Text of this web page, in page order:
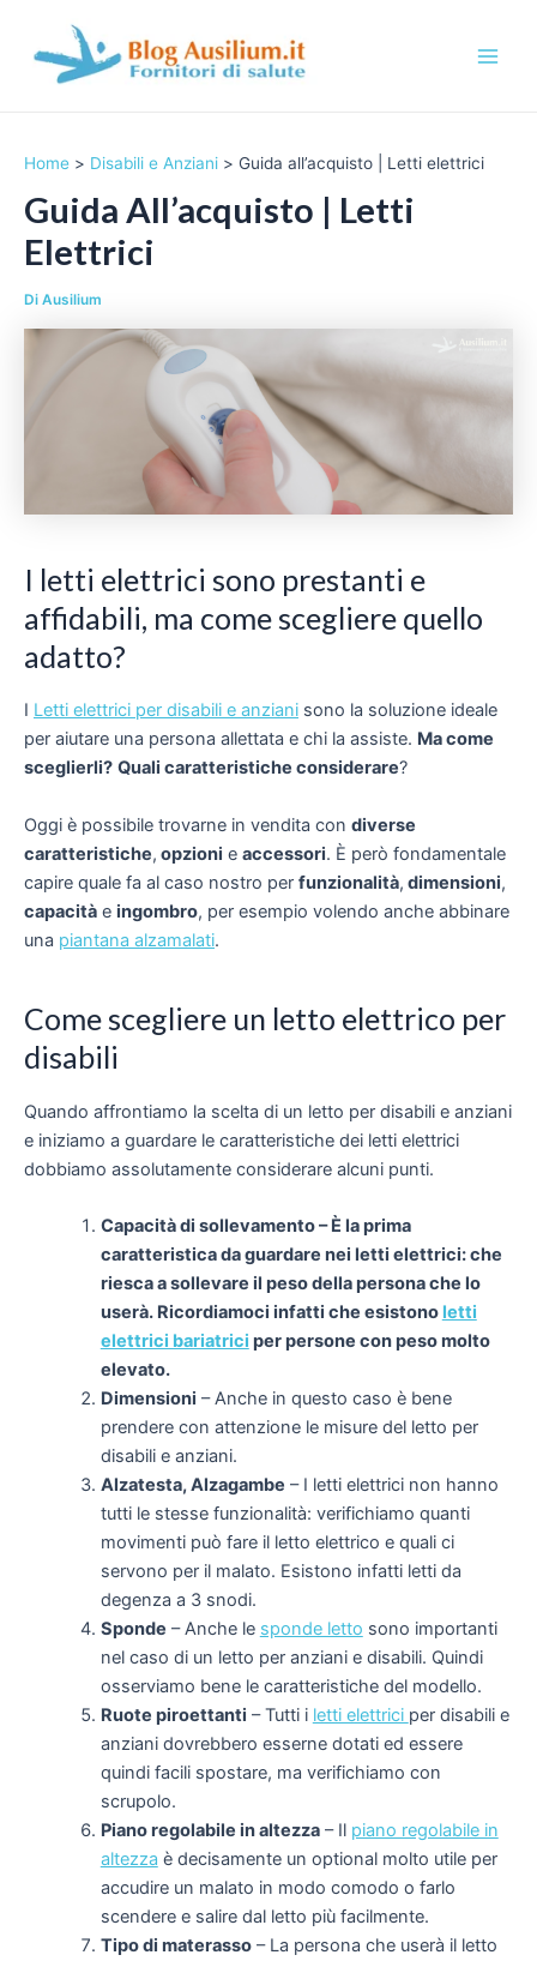
contenuto
i
u
Home Disabili e Anziani Guida all’acquisto | Letti elettrici
Guida All’acquisto | Letti
Elettrici
Di Ausilium
I letti elettrici sono prestanti e
affidabili, ma come scegliere quello
adatto?
I Letti elettrici per disabili e anziani sono la soluzione ideale
per aiutare una persona allettata e chi la assiste. Ma come
sceglierli? Quali caratteristiche considerare?
Oggi è possibile trovarne in vendita con diverse
caratteristiche, opzioni e accessori. È però fondamentale
capire quale fa al caso nostro per funzionalità, dimensioni,
capacità e ingombro, per esempio volendo anche abbinare
una piantana alzamalati.
Come scegliere un letto elettrico per
disabili
Quando affrontiamo la scelta di un letto per disabili e anziani
e iniziamo a guardare le caratteristiche dei letti elettrici
dobbiamo assolutamente considerare alcuni punti.
Capacità di sollevamento –È la prima
caratteristica da guardare nei letti elettrici: che
riesca a sollevare il peso della persona che lo
userà. Ricordiamoci infatti che esistono letti
elettrici bariatrici per persone con peso molto
elevato.
Dimensioni –Anche in questo caso è bene
prendere con attenzione le misure del letto per
disabili e anziani.
Alzatesta, Alzagambe –I letti elettrici non hanno
tutti le stesse funzionalità: verifichiamo quanti
movimenti può fare il letto elettrico e quali ci
servono per il malato. Esistono infatti letti da
degenza a 3 snodi.
Sponde –Anche le sponde letto sono importanti
nel caso di un letto per anziani e disabili. Quindi
osserviamo bene le caratteristiche del modello.
Ruote piroettanti –Tutti i letti elettrici per disabili e
anzianidovrebbero esserne dotati ed essere
quindi facili spostare, ma verifichiamo con
scrupolo.
Piano regolabile in altezza– Il piano regolabile in
altezza è decisamente un optional molto utile per
accudire un malato in modo comodo o farlo
scendere e salire dal letto più facilmente.
Tipo di materasso– La persona che userà il letto